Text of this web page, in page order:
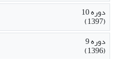
دوره 10
(1397)
دوره 9
(1396)